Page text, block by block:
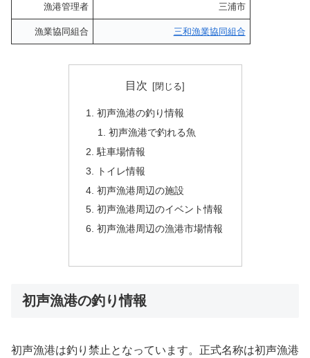
漁港管理者 三浦市
漁業協同組合 三和漁業協同組合
目次
初声漁港の釣り情報
初声漁港で釣れる魚
駐車場情報
トイレ情報
初声漁港周辺の施設
初声漁港周辺のイベント情報
初声漁港周辺の漁港市場情報
初声漁港の釣り情報
初声漁港は釣り禁止となっています。正式名称は初声漁港